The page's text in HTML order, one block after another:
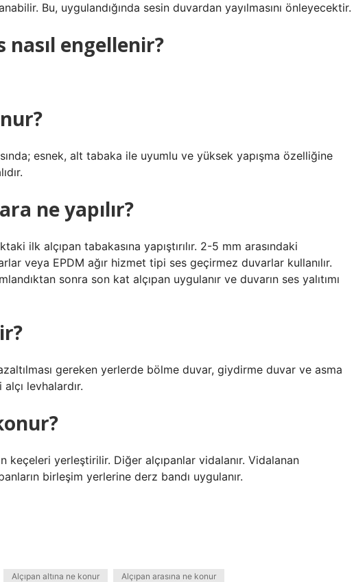
Bu, uygulandığında sesin duvardan yayılmasını önleyecektir.
nasıl engellenir?
esnek, alt tabaka ile uyumlu ve yüksek yapışma özelliğine
ne yapılır?
ilk alçıpan tabakasına yapıştırılır. 2-5 mm arasındaki
veya EPDM ağır hizmet tipi ses geçirmez duvarlar kullanılır.
sonra son kat alçıpan uygulanır ve duvarın ses yalıtımı
gereken yerlerde bölme duvar, giydirme duvar ve asma
levhalardır.
keçeleri yerleştirilir. Diğer alçıpanlar vidalanır. Vidalanan
birleşim yerlerine derz bandı uygulanır.
Alçıpan altına ne konur Alçıpan arasına ne konur